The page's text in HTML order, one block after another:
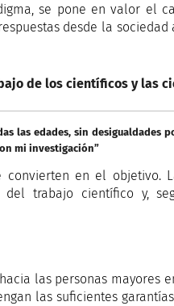
se pone en valor el
desde la sociedad
de los científicos y las
las edades, sin desigualdades
mi investigación”
convierten en el objetivo.
trabajo científico y,
las personas mayores
las suficientes